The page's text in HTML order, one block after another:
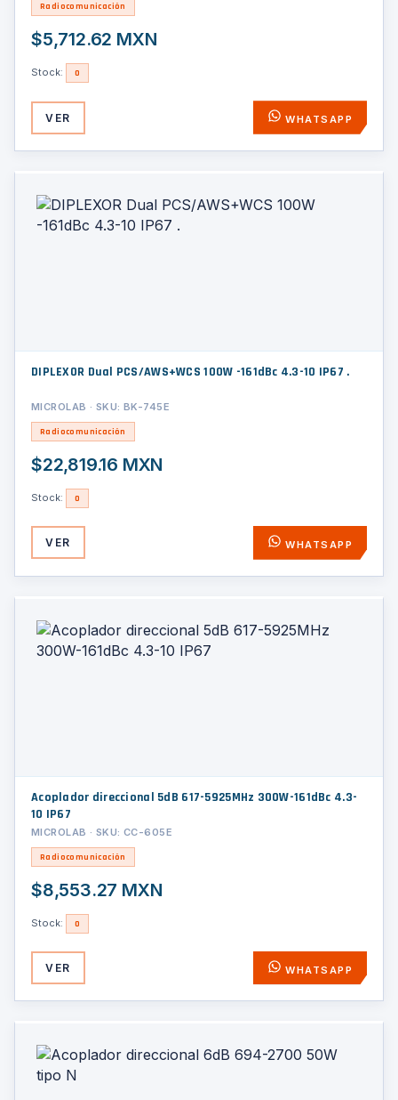
Radiocomunicación
$5,712.62 MXN
Stock: 0
VER WHATSAPP
DIPLEXOR Dual PCS/AWS+WCS 100W -161dBc 4.3-10 IP67 .
MICROLAB · SKU: BK-745E
Radiocomunicación
$22,819.16 MXN
Stock: 0
VER WHATSAPP
Acoplador direccional 5dB 617-5925MHz 300W-161dBc 4.3-
10 IP67
MICROLAB · SKU: CC-605E
Radiocomunicación
$8,553.27 MXN
Stock: 0
VER WHATSAPP